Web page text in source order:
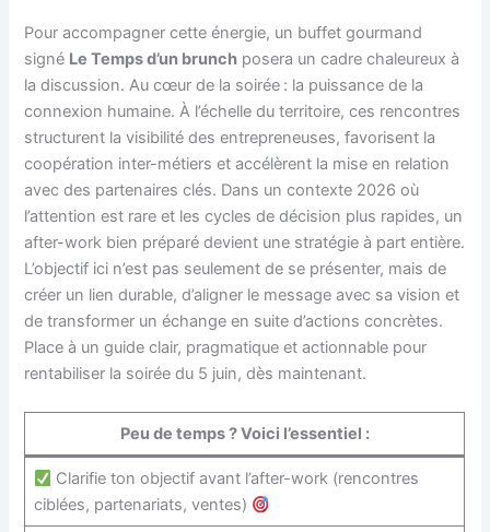
Pour accompagner cette énergie, un buffet gourmand
signé Le Temps d’un brunch posera un cadre chaleureux à
la discussion. Au cœur de la soirée : la puissance de la
connexion humaine. À l’échelle du territoire, ces rencontres
structurent la visibilité des entrepreneuses, favorisent la
coopération inter-métiers et accélèrent la mise en relation
avec des partenaires clés. Dans un contexte 2026 où
l’attention est rare et les cycles de décision plus rapides, un
after-work bien préparé devient une stratégie à part entière.
L’objectif ici n’est pas seulement de se présenter, mais de
créer un lien durable, d’aligner le message avec sa vision et
de transformer un échange en suite d’actions concrètes.
Place à un guide clair, pragmatique et actionnable pour
rentabiliser la soirée du 5 juin, dès maintenant.
Peu de temps ? Voici l’essentiel :
Clarifie ton objectif avant l’after-work (rencontres
ciblées, partenariats, ventes)